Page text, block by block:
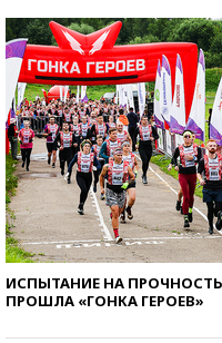
ИСПЫТАНИЕ НА
ПРОШЛА «ГОНКА ГЕРОЕВ»